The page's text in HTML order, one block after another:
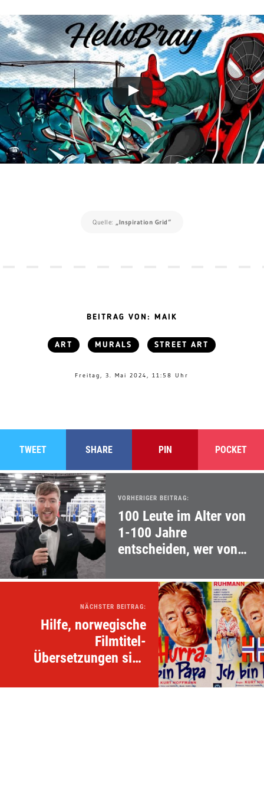
Quelle: „Inspiration Grid“
BEITRAG VON: MAIK
ART MURALS STREET ART
Freitag, 3. Mai 2024, 11:58 Uhr
TWEET SHARE PIN POCKET
VORHERIGER BEITRAG:
100 Leute im Alter von
1-100 Jahre
entscheiden, wer von
bekommt
NÄCHSTER BEITRAG:
Hilfe, norwegische
Filmtitel-
Übersetzungen sind